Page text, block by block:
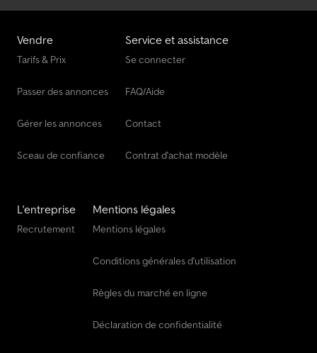
Véhicule De Chargement
Véhicule De Livraison
Vendre
Tarifs & Prix
Passer des annonces
Gérer les annonces
Sceau de confiance
Service et assistance
Se connecter
FAQ/Aide
Contact
Contrat d'achat modèle
L'entreprise
Recrutement
Mentions légales
Mentions légales
Conditions générales d'utilisation
Règles du marché en ligne
Déclaration de confidentialité